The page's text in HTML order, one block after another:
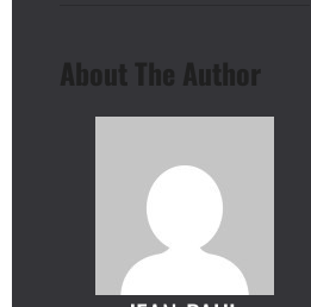
About The Author